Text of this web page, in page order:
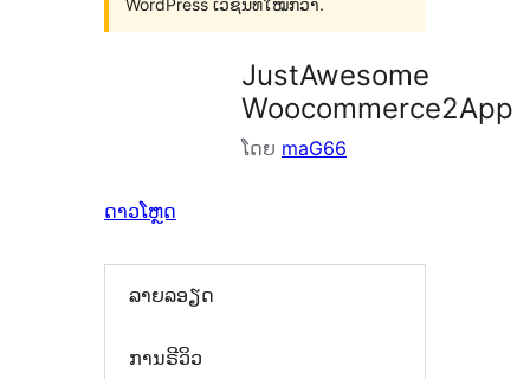
WordPress ເວີຊັນທີ່ໃໝ່ກວ່າ.
JustAwesome
Woocommerce2App
ໂດຍ maG66
ດາວໂຫຼດ
ລາຍລອຽດ
ການຣີວິວ